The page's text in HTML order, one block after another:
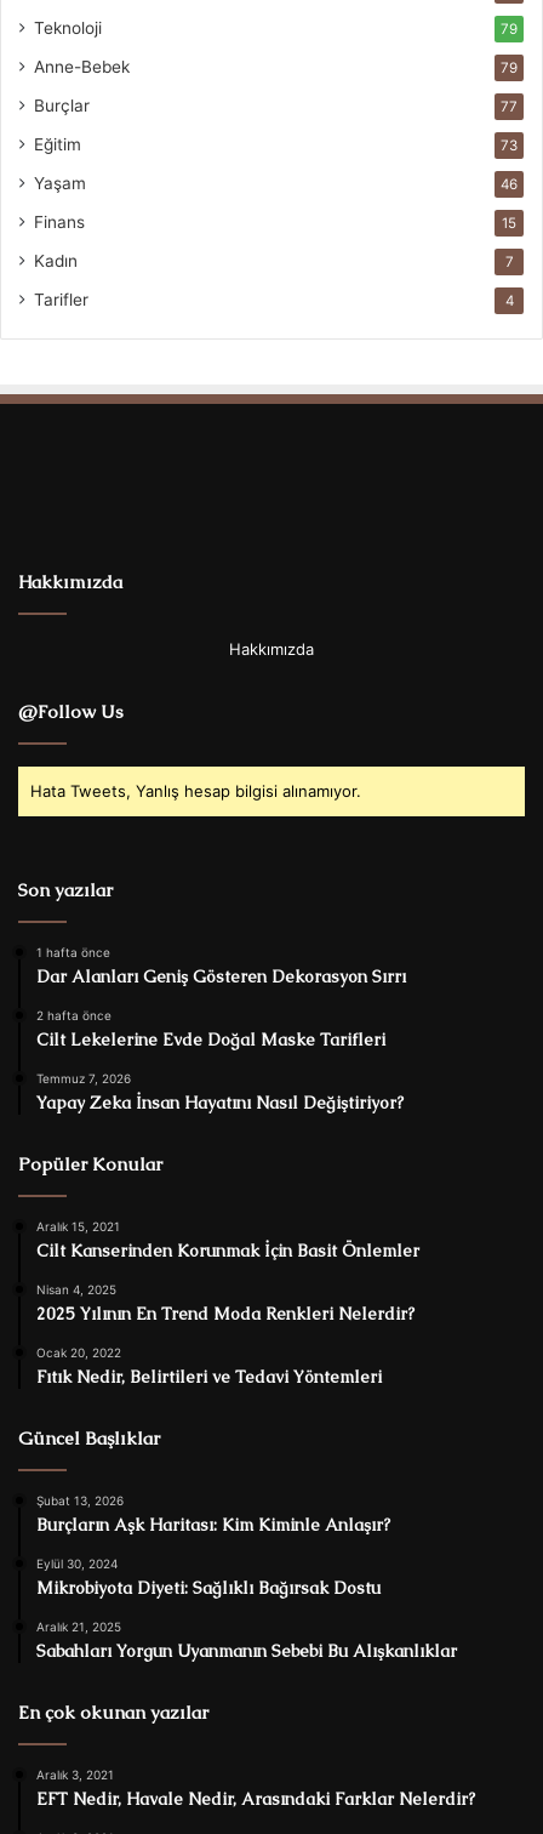
Teknoloji 79
Anne-Bebek 79
Burçlar 77
Eğitim 73
Yaşam 46
Finans 15
Kadın 7
Tarifler 4
Hakkımızda
Hakkımızda
@Follow Us
Hata Tweets, Yanlış hesap bilgisi alınamıyor.
Son yazılar
1 hafta önce
Dar Alanları Geniş Gösteren Dekorasyon Sırrı
2 hafta önce
Cilt Lekelerine Evde Doğal Maske Tarifleri
Temmuz 7, 2026
Yapay Zeka İnsan Hayatını Nasıl Değiştiriyor?
Popüler Konular
Aralık 15, 2021
Cilt Kanserinden Korunmak İçin Basit Önlemler
Nisan 4, 2025
2025 Yılının En Trend Moda Renkleri Nelerdir?
Ocak 20, 2022
Fıtık Nedir, Belirtileri ve Tedavi Yöntemleri
Güncel Başlıklar
Şubat 13, 2026
Burçların Aşk Haritası: Kim Kiminle Anlaşır?
Eylül 30, 2024
Mikrobiyota Diyeti: Sağlıklı Bağırsak Dostu
Aralık 21, 2025
Sabahları Yorgun Uyanmanın Sebebi Bu Alışkanlıklar
En çok okunan yazılar
Aralık 3, 2021
EFT Nedir, Havale Nedir, Arasındaki Farklar Nelerdir?